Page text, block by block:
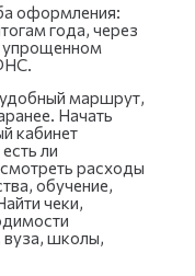
оформления:
года, через
упрощенном
удобный маршрут,
Начать
кабинет
ли
расходы
обучение,
чеки,
вуза, школы,